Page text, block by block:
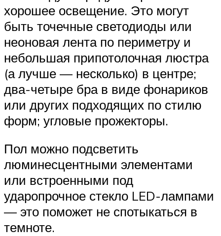
хорошее освещение. Это могут
быть точечные светодиоды или
неоновая лента по периметру и
небольшая припотолочная люстра
(а лучше — несколько) в центре;
два-четыре бра в виде фонариков
или других подходящих по стилю
форм; угловые прожекторы.
Пол можно подсветить
люминесцентными элементами
или встроенными под
ударопрочное стекло LED-лампами
— это поможет не спотыкаться в
темноте.